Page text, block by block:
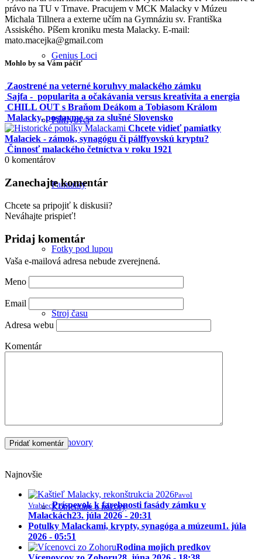
Genius Loci
Pálffyovci
Pamiatky
Fotky pod lupou
Stroj času
Rozhovory
Komentáre a názory
právo na TU v Trnave. Pracujem v MCK Malacky v Múzeu
Michala Tillnera a externe učím na Gymnáziu sv. Františka
Assiského. Píšem kroniku mesta Malacky. E-mail:
mato.macejka@gmail.com
Mohlo by sa Vám páčiť
Zaostrené na veterné koruhvy malackého zámku
Sajfa - popularita a očakávania versus kreativita a energia
CHILL OUT s Braňom Deákom a Tobiasom Králom
Malacky, postavme sa za slušné Slovensko
Chcete vidieť pamiatky
Malaciek - zámok, synagógu či pálffyovskú kryptu?
Činnosť malackého četníctva v roku 1921
0 komentárov
Zanechajte komentár
Chcete sa pripojiť k diskusii?
Neváhajte prispieť!
Pridaj komentár
Vaša e-mailová adresa nebude zverejnená.
Meno
Email
Adresa webu
Komentár
Najnovšie
Pavol
VrablecPríspevok k farebnosti fasády zámku v
Malackách23. júla 2026 - 20:31
Potulky Malackami, krypty, synagóga a múzeum1. júla
2026 - 05:51
Rodina mojich predkov